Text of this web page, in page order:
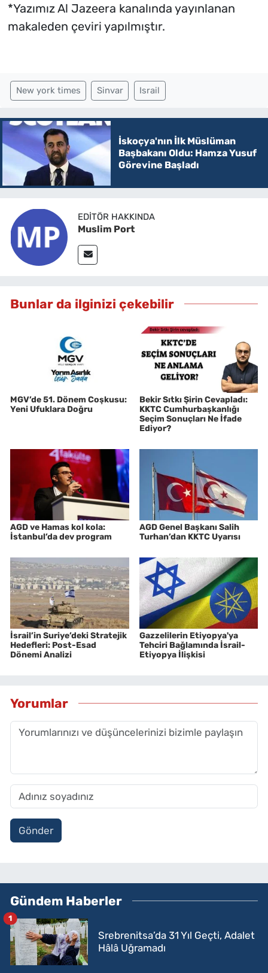
*Yazımız Al Jazeera kanalında yayınlanan
makaleden çeviri yapılmıştır.
New york times Sinvar Israil
İskoçya'nın İlk Müslüman
Başbakanı Oldu: Hamza Yusuf
Görevine Başladı
EDITÖR HAKKINDA
Muslim Port
Bunlar da ilginizi çekebilir
MGV’de 51. Dönem Coşkusu:
Yeni Ufuklara Doğru
Bekir Sıtkı Şirin Cevapladı:
KKTC Cumhurbaşkanlığı
Seçim Sonuçları Ne İfade
Ediyor?
AGD ve Hamas kol kola:
İstanbul’da dev program
AGD Genel Başkanı Salih
Turhan’dan KKTC Uyarısı
İsrail’in Suriye’deki Stratejik
Hedefleri: Post-Esad
Dönemi Analizi
Gazzelilerin Etiyopya'ya
Tehciri Bağlamında İsrail-
Etiyopya İlişkisi
Yorumlar
Gönder
Gündem Haberler
Srebrenitsa’da 31 Yıl Geçti, Adalet
Hâlâ Uğramadı
1